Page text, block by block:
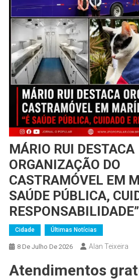
MÁRIO RUI DESTACA
ORGANIZAÇÃO DO
CASTRAMÓVEL EM
SAÚDE PÚBLICA,
RESPONSABILIDADE”
Cidade Últimas Notícias
8 De Julho De 2026 Alan Teixeira
Atendimentos